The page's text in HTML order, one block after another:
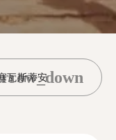
瓦斯蒂安